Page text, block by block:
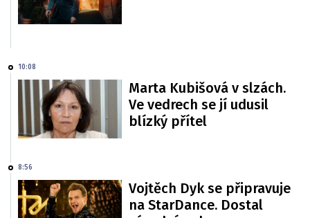
10:08
Marta Kubišová v slzách.
Ve vedrech se jí udusil
blízký přítel
8:56
Vojtěch Dyk se připravuje
na StarDance. Dostal